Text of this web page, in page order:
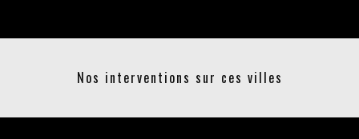
Nos interventions sur ces villes